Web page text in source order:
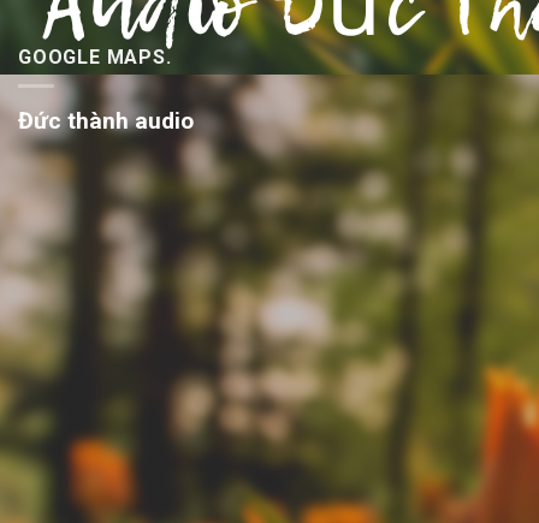
GOOGLE MAPS.
Đức thành audio